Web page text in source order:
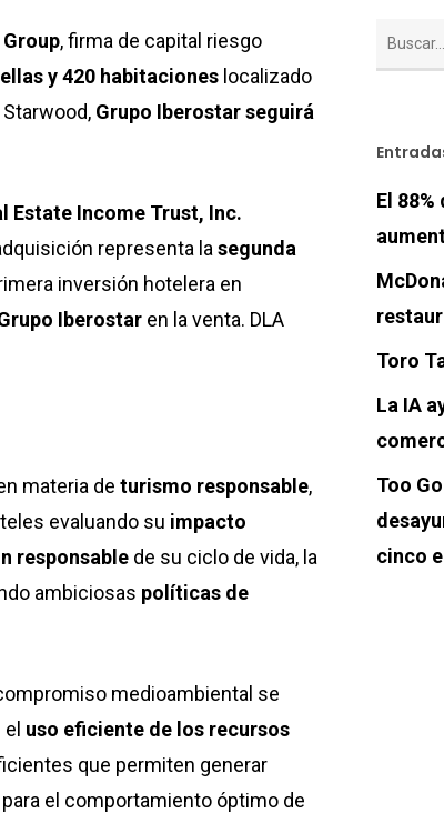
, firma de capital riesgo
y 420 habitaciones localizado
Grupo Iberostar seguirá
Estate Income Trust, Inc.
representa la segunda
inversión hotelera en
Iberostar en la venta. DLA
materia de turismo responsable,
evaluando su impacto
responsable de su ciclo de vida, la
ambiciosas políticas de
medioambiental se
uso eficiente de los recursos
que permiten generar
el comportamiento óptimo de
El
Toro
La IA
Too
cinco